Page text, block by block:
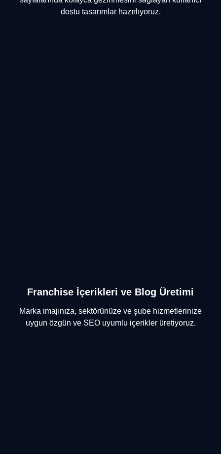
dostu tasarımlar hazırlıyoruz.
Franchise İçerikleri ve Blog Üretimi
Marka imajınıza, sektörünüze ve şube hizmetlerinize
uygun özgün ve SEO uyumlu içerikler üretiyoruz.